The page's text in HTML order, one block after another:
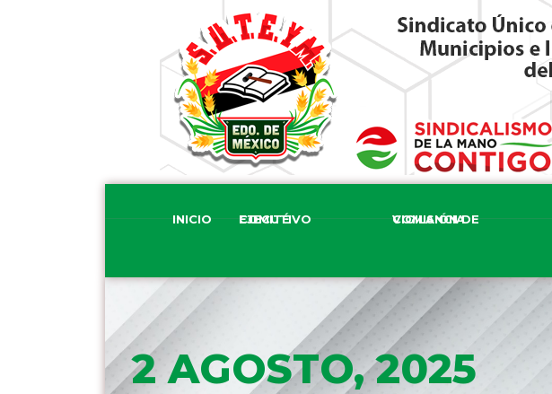
INICIO COMITÉ EJECUTIVO COMISIÓN DE VIGILANCIA
2 AGOSTO, 2025